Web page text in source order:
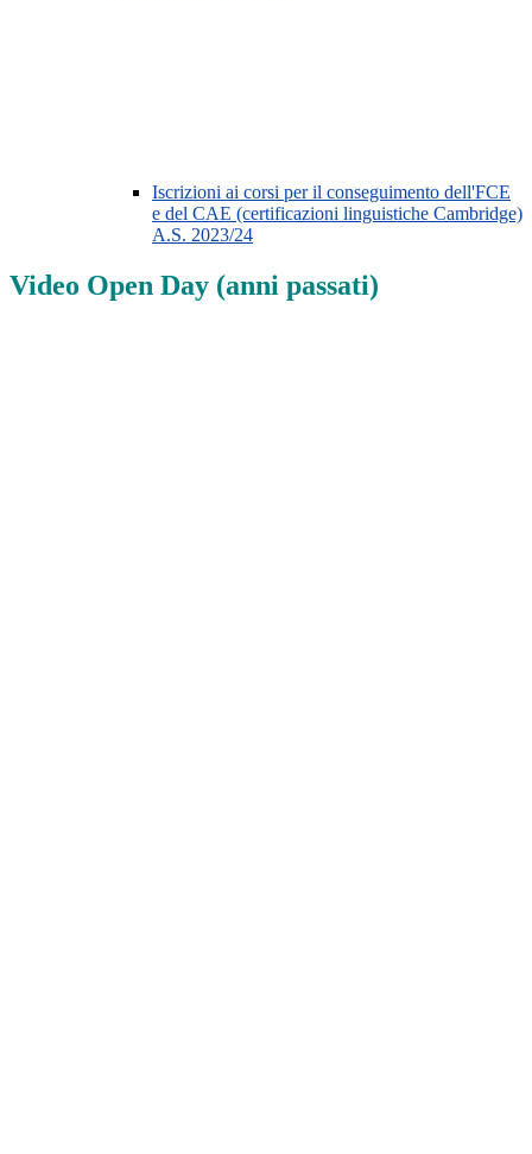
Iscrizioni ai corsi per il conseguimento dell'FCE
e del CAE (certificazioni linguistiche Cambridge)
A.S. 2023/24
Video Open Day (anni passati)